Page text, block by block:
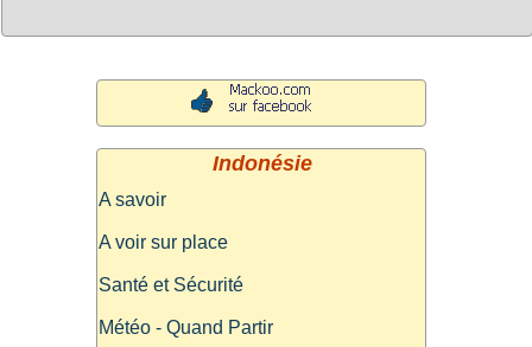
Indonésie
A savoir
A voir sur place
Santé et Sécurité
Météo - Quand Partir